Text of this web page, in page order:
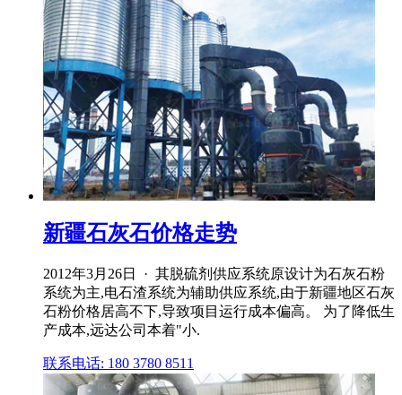
新疆石灰石价格走势
2012年3月26日 · 其脱硫剂供应系统原设计为石灰石粉
系统为主,电石渣系统为辅助供应系统,由于新疆地区石灰
石粉价格居高不下,导致项目运行成本偏高。 为了降低生
产成本,远达公司本着"小.
联系电话: 180 3780 8511